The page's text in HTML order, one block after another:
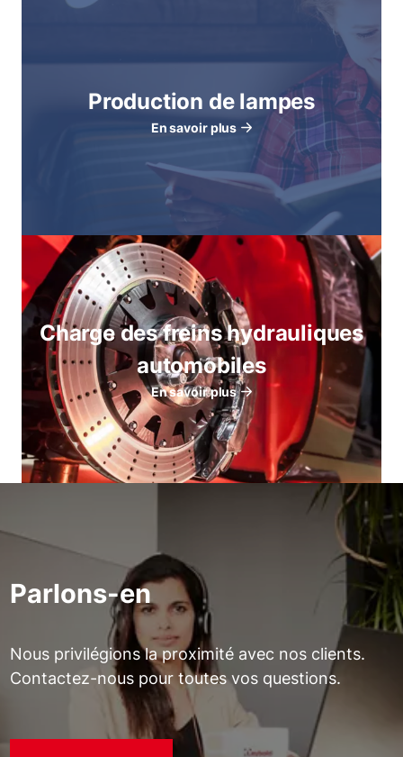
Production de lampes
En savoir plus
Charge des freins hydrauliques
automobiles
En savoir plus
Parlons-en
Nous privilégions la proximité avec nos clients.
Contactez-nous pour toutes vos questions.